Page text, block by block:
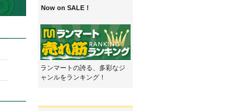
Now on SALE！
ランマートの誇る、多彩なジ
ャンルをランキング！